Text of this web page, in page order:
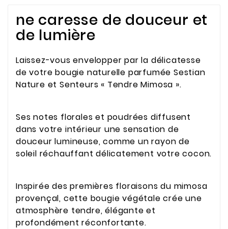
ne caresse de douceur et
de lumière
Laissez-vous envelopper par la délicatesse
de votre bougie naturelle parfumée Sestian
Nature et Senteurs « Tendre Mimosa ».
Ses notes florales et poudrées diffusent
dans votre intérieur une sensation de
douceur lumineuse, comme un rayon de
soleil réchauffant délicatement votre cocon.
Inspirée des premières floraisons du mimosa
provençal, cette bougie végétale crée une
atmosphère tendre, élégante et
profondément réconfortante.